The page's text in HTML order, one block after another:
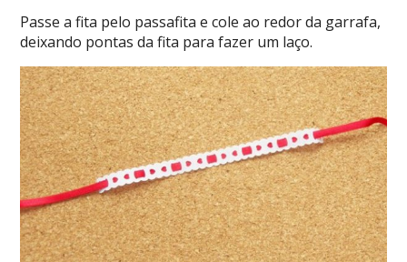
Passe a fita pelo passafita e cole ao redor da garrafa,
deixando pontas da fita para fazer um laço.